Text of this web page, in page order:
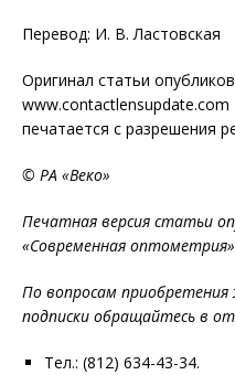
Перевод: И. В. Ластовская
Оригинал статьи
www.contactlensupdate.com
печатается с разрешения
© РА «Веко»
Печатная версия статьи
«Современная
По вопросам
подписки обращайтесь в
Тел.: (812) 634-43-34.